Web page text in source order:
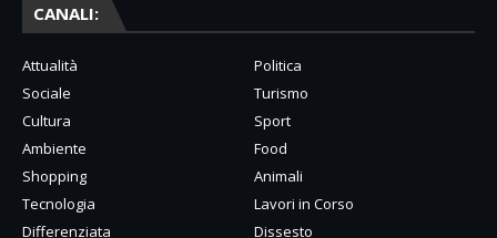
CANALI:
Attualità
Politica
Sociale
Turismo
Cultura
Sport
Ambiente
Food
Shopping
Animali
Tecnologia
Lavori in Corso
Differenziata
Dissesto